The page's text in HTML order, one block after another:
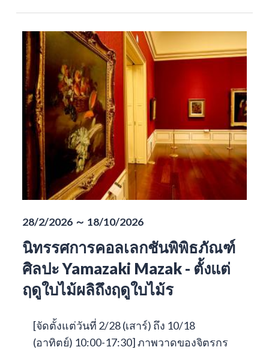
28/2/2026 ～ 18/10/2026
นิทรรศการคอลเลกชันพิพิธภัณฑ์
ศิลปะ Yamazaki Mazak - ตั้งแต่
ฤดูใบไม้ผลิถึงฤดูใบไม้ร
[จัดตั้งแต่วันที่ 2/28 (เสาร์) ถึง 10/18
(อาทิตย์) 10:00-17:30] ภาพวาดของจิตรกร